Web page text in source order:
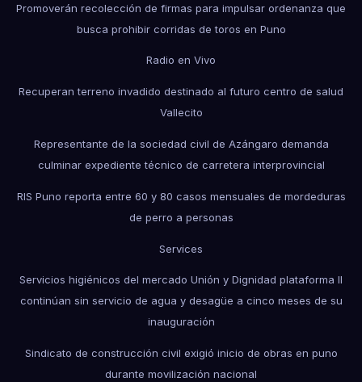
Promoverán recolección de firmas para impulsar ordenanza que
busca prohibir corridas de toros en Puno
Radio en Vivo
Recuperan terreno invadido destinado al futuro centro de salud
Vallecito
Representante de la sociedad civil de Azángaro demanda
culminar expediente técnico de carretera interprovincial
RIS Puno reporta entre 60 y 80 casos mensuales de mordeduras
de perro a personas
Services
Servicios higiénicos del mercado Unión y Dignidad plataforma II
continúan sin servicio de agua y desagüe a cinco meses de su
inauguración
Sindicato de construcción civil exigió inicio de obras en puno
durante movilización nacional